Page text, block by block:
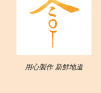
用心製作 新鮮地道